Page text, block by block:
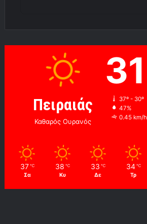
Πειραιάς
Καθαρός Ουρανός
31
37º - 30º
47%
0.45 km/h
37 ℃
Σα
38 ℃
Κυ
33 ℃
Δε
34 ℃
Τρ